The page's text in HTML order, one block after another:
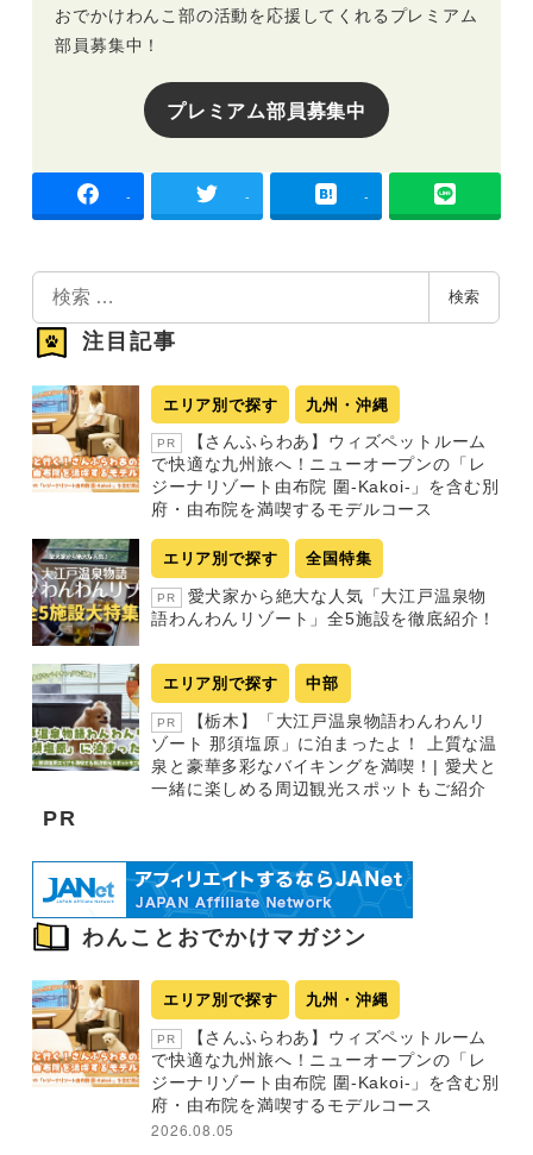
おでかけわんこ部の活動を応援してくれるプレミアム
部員募集中！
プレミアム部員募集中
- - -
検
索
検索
注目記事
エリア別で探す 九州・沖縄
PR
【さんふらわあ】ウィズペットルーム
で快適な九州旅へ！ニューオープンの「レ
ジーナリゾート由布院 圍-Kakoi-」を含む別
府・由布院を満喫するモデルコース
エリア別で探す 全国特集
PR
愛犬家から絶大な人気「大江戸温泉物
語わんわんリゾート」全5施設を徹底紹介！
エリア別で探す 中部
PR
【栃木】「大江戸温泉物語わんわんリ
ゾート 那須塩原」に泊まったよ！ 上質な温
泉と豪華多彩なバイキングを満喫！| 愛犬と
一緒に楽しめる周辺観光スポットもご紹介
PR
わんことおでかけマガジン
エリア別で探す 九州・沖縄
PR
【さんふらわあ】ウィズペットルーム
で快適な九州旅へ！ニューオープンの「レ
ジーナリゾート由布院 圍-Kakoi-」を含む別
府・由布院を満喫するモデルコース
2026.08.05